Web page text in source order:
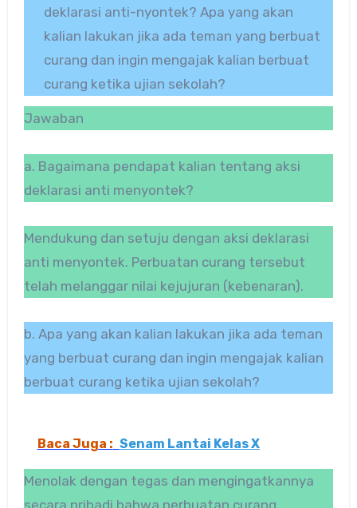
deklarasi anti-nyontek? Apa yang akan
kalian lakukan jika ada teman yang berbuat
curang dan ingin mengajak kalian berbuat
curang ketika ujian sekolah?
Jawaban
a. Bagaimana pendapat kalian tentang aksi
deklarasi anti menyontek?
Mendukung dan setuju dengan aksi deklarasi
anti menyontek. Perbuatan curang tersebut
telah melanggar nilai kejujuran (kebenaran).
b. Apa yang akan kalian lakukan jika ada teman
yang berbuat curang dan ingin mengajak kalian
berbuat curang ketika ujian sekolah?
Baca Juga : Senam Lantai Kelas X
Menolak dengan tegas dan mengingatkannya
secara pribadi bahwa perbuatan curang